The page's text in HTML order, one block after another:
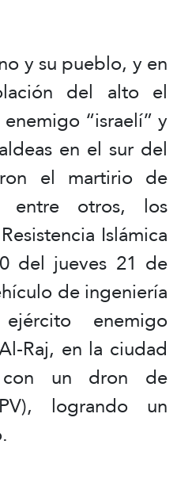
y su pueblo, y en
del alto el
“israelí” y
en el sur del
el martirio de
entre otros, los
Islámica
del jueves 21 de
de ingeniería
enemigo
Raj, en la ciudad
un dron de
logrando un